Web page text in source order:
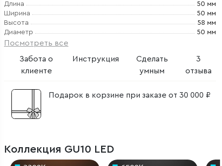
Длина
50 мм
Ширина
50 мм
Высота
58 мм
Диаметр
50 мм
Посмотреть все
Забота о
клиенте
Инструкция
Сделать
умным
3
отзыва
Подарок в корзине при заказе от 30 000 ₽
Коллекция GU10 LED